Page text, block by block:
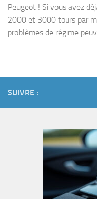
Peugeot ! Si vous avez
2000 et 3000 tours par
problèmes de régime
SUIVRE :